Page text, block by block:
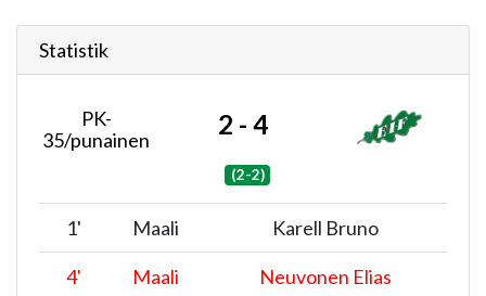
Statistik
PK-
35/punainen
2 - 4
(2-2)
1' Maali Karell Bruno
4' Maali Neuvonen Elias